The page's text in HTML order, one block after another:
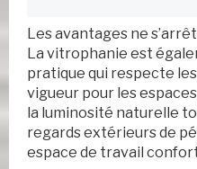
Les avantages ne
La vitrophanie est
pratique qui respecte
vigueur pour les
la luminosité naturelle
regards extérieurs de
espace de travail